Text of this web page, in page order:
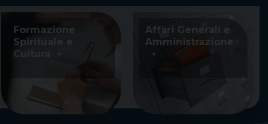
Formazione
Spirituale e
Cultura
Affari Generali e
Amministrazione